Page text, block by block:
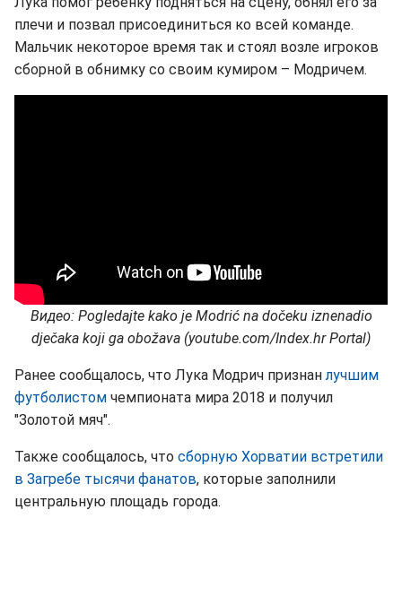
плечи и позвал присоединиться ко всей команде.
Мальчик некоторое время так и стоял возле игроков
сборной в обнимку со своим кумиром – Модричем.
Видео: Pogledajte kako je Modrić na dočeku iznenadio
dječaka koji ga obožava (youtube.com/Index.hr Portal)
Ранее сообщалось, что Лука Модрич признанлучшим
футболистом чемпионата мира 2018 и получил
"Золотой мяч".
Также сообщалось, что сборную Хорватии встретили
в Загребе тысячи фанатов, которые заполнили
центральную площадь города.